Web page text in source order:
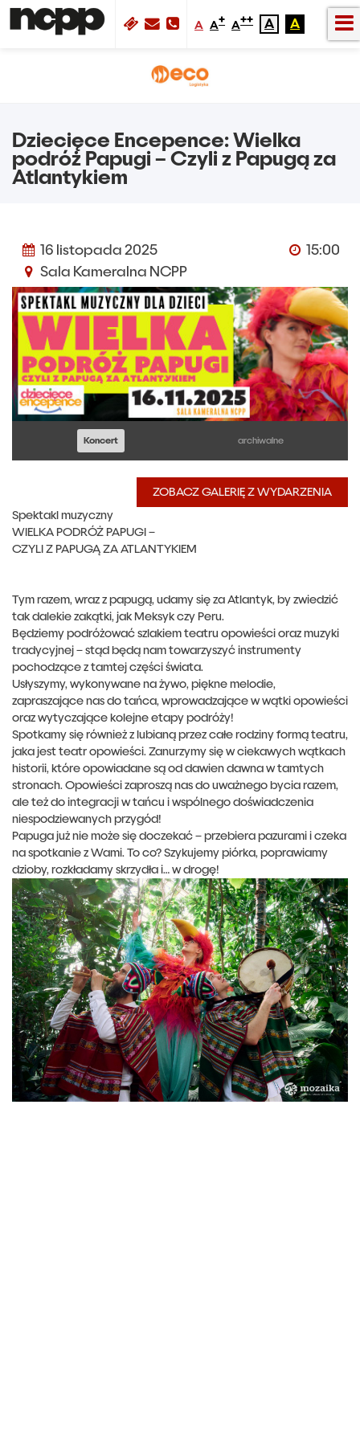
A A+ A++ A A
Dziecięce Encepence: Wielka
podróż Papugi – Czyli z Papugą za
Atlantykiem
16 listopada 2025
15:00
Sala Kameralna NCPP
Koncert archiwalne
ZOBACZ GALERIĘ Z WYDARZENIA
Spektakl muzyczny
WIELKA PODRÓŻ PAPUGI –
CZYLI Z PAPUGĄ ZA ATLANTYKIEM
Tym razem, wraz z papugą, udamy się za Atlantyk, by zwiedzić
tak dalekie zakątki, jak Meksyk czy Peru.
Będziemy podróżować szlakiem teatru opowieści oraz muzyki
tradycyjnej – stąd będą nam towarzyszyć instrumenty
pochodzące z tamtej części świata.
Usłyszymy, wykonywane na żywo, piękne melodie,
zapraszające nas do tańca, wprowadzające w wątki opowieści
oraz wytyczające kolejne etapy podróży!
Spotkamy się również z lubianą przez całe rodziny formą teatru,
jaka jest teatr opowieści. Zanurzymy się w ciekawych wątkach
historii, które opowiadane są od dawien dawna w tamtych
stronach. Opowieści zaproszą nas do uważnego bycia razem,
ale też do integracji w tańcu i wspólnego doświadczenia
niespodziewanych przygód!
Papuga już nie może się doczekać – przebiera pazurami i czeka
na spotkanie z Wami. To co? Szykujemy piórka, poprawiamy
dzioby, rozkładamy skrzydła i… w drogę!